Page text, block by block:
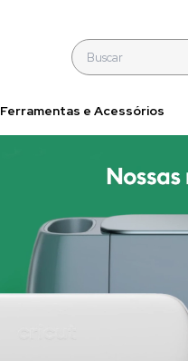
Ferramentas e Acessórios